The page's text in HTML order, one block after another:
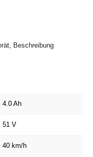
Beschreibung
4.0 Ah
51 V
40 km/h